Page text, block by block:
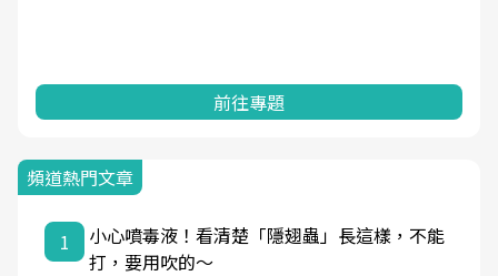
前往專題
頻道熱門文章
1
小心噴毒液！看清楚「隱翅蟲」長這樣，不能
打，要用吹的～